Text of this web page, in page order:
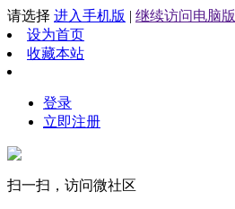
请选择 进入手机版 | 继续访问电脑版
设为首页
收藏本站
登录
立即注册
扫一扫，访问微社区